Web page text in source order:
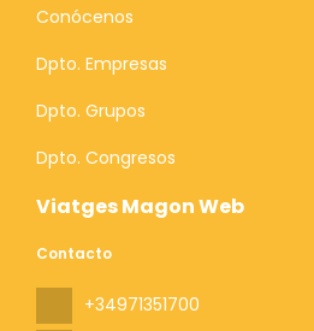
Viatges Magon Web
Contacto
+34971351700
Conócenos
Dpto. Empresas
Dpto. Grupos
Dpto. Congresos